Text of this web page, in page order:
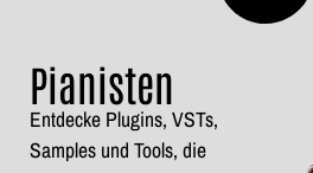
Pianisten
Entdecke Plugins, VSTs,
Samples und Tools, die